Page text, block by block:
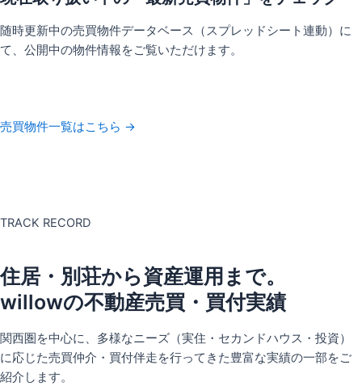
随時更新中の売買物件データベース（スプレッドシート連動）に
て、公開中の物件情報をご覧いただけます。
売買物件一覧はこちら →
TRACK RECORD
住居・別荘から資産運用まで。
willowの不動産売買・買付実績
関西圏を中心に、多様なニーズ（実住・セカンドハウス・投資）
に応じた売買仲介・買付伴走を行ってきた豊富な実績の一部をご
紹介します。